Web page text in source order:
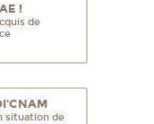
!
de
situation de